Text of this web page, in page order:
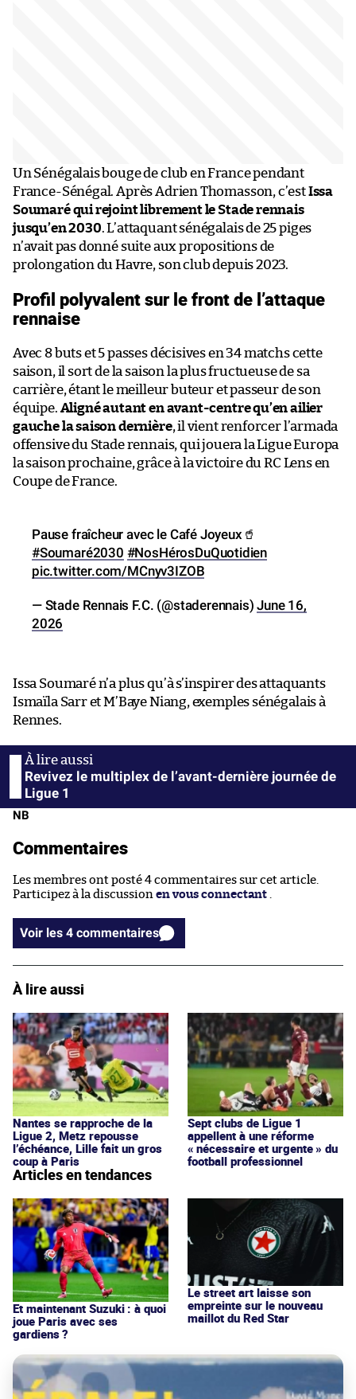
Un Sénégalais bouge de club en France pendant
France-Sénégal. Après Adrien Thomasson, c’estIssa
Soumaré qui rejoint librement le Stade rennais
jusqu’en 2030. L’attaquant sénégalais de 25 piges
n’avait pas donné suite aux propositions de
prolongation du Havre, son club depuis 2023.
Profil polyvalent sur le front de l’attaque
rennaise
Avec 8 buts et 5 passes décisives en 34 matchs cette
saison, il sort de la saison la plus fructueuse de sa
carrière, étant le meilleur buteur et passeur de son
équipe. Aligné autant en avant-centre qu’en ailier
gauche la saison dernière, il vient renforcer l’armada
offensive du Stade rennais, qui jouera la Ligue Europa
la saison prochaine, grâce à la victoire du RC Lens en
Coupe de France.
Pause fraîcheur avec le Café Joyeux🥤
#Soumaré2030 #NosHérosDuQuotidien
pic.twitter.com/MCnyv3IZOB
— Stade Rennais F.C. (@staderennais)June 16,
2026
Issa Soumaré n’a plus qu’à s’inspirer des attaquants
Ismaïla Sarr et M’Baye Niang, exemples sénégalais à
Rennes.
Revivez le multiplex de l’avant-dernière journée de
Ligue 1
NB
Commentaires
Les membres ont posté 4 commentaires sur cet article.
Participez à la discussion en vous connectant
Voir les 4 commentaires
À lire aussi
Nantes se rapproche de la
Ligue 2, Metz repousse
l’échéance, Lille fait un gros
coup à Paris
Sept clubs de Ligue 1
appellent à une réforme
« nécessaire et urgente » du
football professionnel
Articles en tendances
Et maintenant Suzuki : à quoi
joue Paris avec ses
gardiens ?
Le street art laisse son
empreinte sur le nouveau
maillot du Red Star